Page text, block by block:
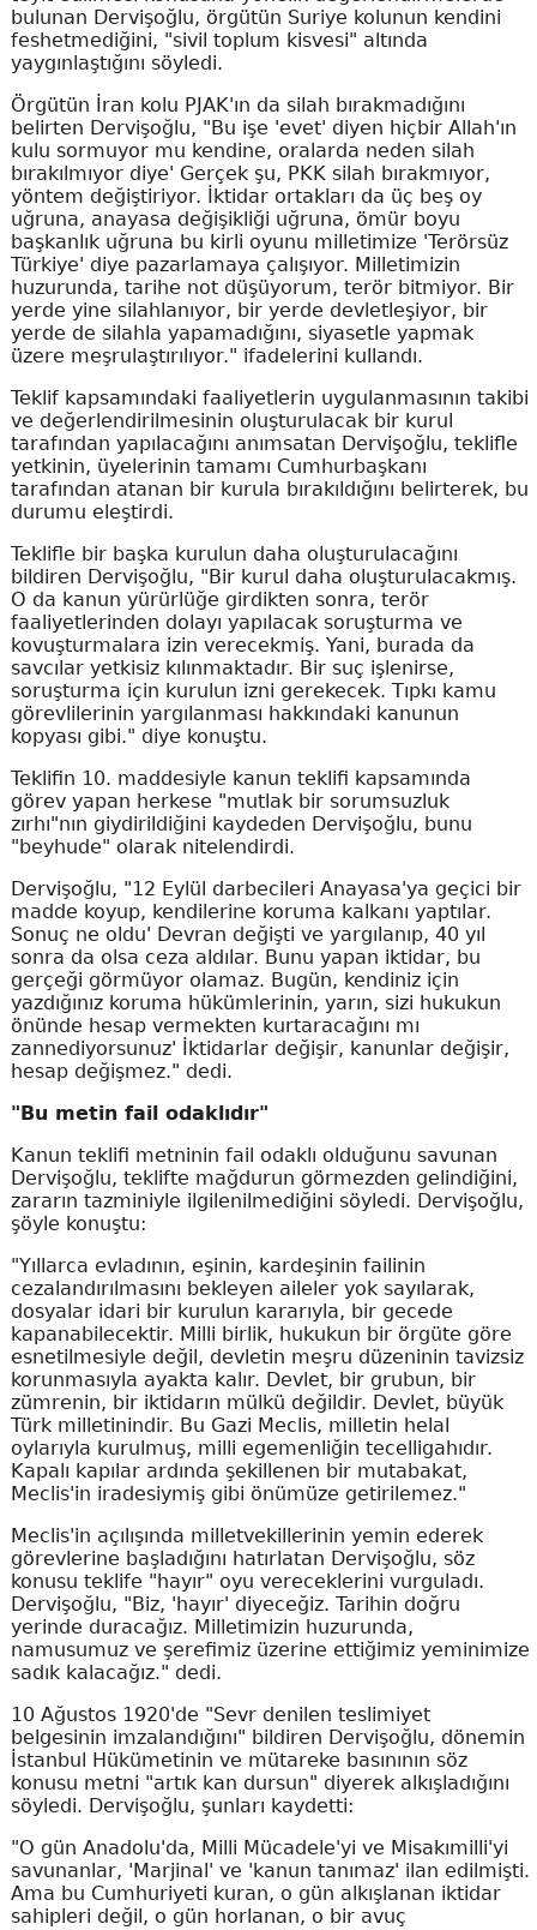
bulunan Dervişoğlu, örgütün Suriye kolunun kendini
feshetmediğini, "sivil toplum kisvesi" altında
yaygınlaştığını söyledi.
Örgütün İran kolu PJAK'ın da silah bırakmadığını
belirten Dervişoğlu, "Bu işe 'evet' diyen hiçbir Allah'ın
kulu sormuyor mu kendine, oralarda neden silah
bırakılmıyor diye' Gerçek şu, PKK silah bırakmıyor,
yöntem değiştiriyor. İktidar ortakları da üç beş oy
uğruna, anayasa değişikliği uğruna, ömür boyu
başkanlık uğruna bu kirli oyunu milletimize 'Terörsüz
Türkiye' diye pazarlamaya çalışıyor. Milletimizin
huzurunda, tarihe not düşüyorum, terör bitmiyor. Bir
yerde yine silahlanıyor, bir yerde devletleşiyor, bir
yerde de silahla yapamadığını, siyasetle yapmak
üzere meşrulaştırılıyor." ifadelerini kullandı.
Teklif kapsamındaki faaliyetlerin uygulanmasının takibi
ve değerlendirilmesinin oluşturulacak bir kurul
tarafından yapılacağını anımsatan Dervişoğlu, teklifle
yetkinin, üyelerinin tamamı Cumhurbaşkanı
tarafından atanan bir kurula bırakıldığını belirterek, bu
durumu eleştirdi.
Teklifle bir başka kurulun daha oluşturulacağını
bildiren Dervişoğlu, "Bir kurul daha oluşturulacakmış.
O da kanun yürürlüğe girdikten sonra, terör
faaliyetlerinden dolayı yapılacak soruşturma ve
kovuşturmalara izin verecekmiş. Yani, burada da
savcılar yetkisiz kılınmaktadır. Bir suç işlenirse,
soruşturma için kurulun izni gerekecek. Tıpkı kamu
görevlilerinin yargılanması hakkındaki kanunun
kopyası gibi." diye konuştu.
Teklifin 10. maddesiyle kanun teklifi kapsamında
görev yapan herkese "mutlak bir sorumsuzluk
zırhı"nın giydirildiğini kaydeden Dervişoğlu, bunu
"beyhude" olarak nitelendirdi.
Dervişoğlu, "12 Eylül darbecileri Anayasa'ya geçici bir
madde koyup, kendilerine koruma kalkanı yaptılar.
Sonuç ne oldu' Devran değişti ve yargılanıp, 40 yıl
sonra da olsa ceza aldılar. Bunu yapan iktidar, bu
gerçeği görmüyor olamaz. Bugün, kendiniz için
yazdığınız koruma hükümlerinin, yarın, sizi hukukun
önünde hesap vermekten kurtaracağını mı
zannediyorsunuz' İktidarlar değişir, kanunlar değişir,
hesap değişmez." dedi.
"Bu metin fail odaklıdır"
Kanun teklifi metninin fail odaklı olduğunu savunan
Dervişoğlu, teklifte mağdurun görmezden gelindiğini,
zararın tazminiyle ilgilenilmediğini söyledi. Dervişoğlu,
şöyle konuştu:
"Yıllarca evladının, eşinin, kardeşinin failinin
cezalandırılmasını bekleyen aileler yok sayılarak,
dosyalar idari bir kurulun kararıyla, bir gecede
kapanabilecektir. Milli birlik, hukukun bir örgüte göre
esnetilmesiyle değil, devletin meşru düzeninin tavizsiz
korunmasıyla ayakta kalır. Devlet, bir grubun, bir
zümrenin, bir iktidarın mülkü değildir. Devlet, büyük
Türk milletinindir. Bu Gazi Meclis, milletin helal
oylarıyla kurulmuş, milli egemenliğin tecelligahıdır.
Kapalı kapılar ardında şekillenen bir mutabakat,
Meclis'in iradesiymiş gibi önümüze getirilemez."
Meclis'in açılışında milletvekillerinin yemin ederek
görevlerine başladığını hatırlatan Dervişoğlu, söz
konusu teklife "hayır" oyu vereceklerini vurguladı.
Dervişoğlu, "Biz, 'hayır' diyeceğiz. Tarihin doğru
yerinde duracağız. Milletimizin huzurunda,
namusumuz ve şerefimiz üzerine ettiğimiz yeminimize
sadık kalacağız." dedi.
10 Ağustos 1920'de "Sevr denilen teslimiyet
belgesinin imzalandığını" bildiren Dervişoğlu, dönemin
İstanbul Hükümetinin ve mütareke basınının söz
konusu metni "artık kan dursun" diyerek alkışladığını
söyledi. Dervişoğlu, şunları kaydetti:
"O gün Anadolu'da, Milli Mücadele'yi ve Misakımilli'yi
savunanlar, 'Marjinal' ve 'kanun tanımaz' ilan edilmişti.
Ama bu Cumhuriyeti kuran, o gün alkışlanan iktidar
sahipleri değil, o gün horlanan, o bir avuç